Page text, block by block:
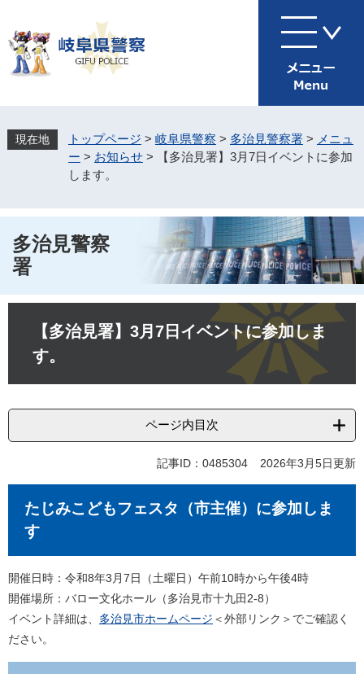
ジ
先
す
ュ
を
し
トップページ > 岐阜県警察 > 多治見警察署 > メニュ
ー > お知らせ>
【多治見署】3月7日イベントに参加
します。
多治見警察
署
【多治見署】3月7日イベントに参加しま
す。
ページ内目次
記事ID：0485304 2026年3月5日更新
たじみこどもフェスタ（市主催）に参加しま
す
開催日時：令和8年3月7日（土曜日）午前10時から午後4時
開催場所：バロー文化ホール（多治見市十九田2-8）
イベント詳細は、 多治見市ホームページ ＜外部リンク＞ でご確認く
ださい。